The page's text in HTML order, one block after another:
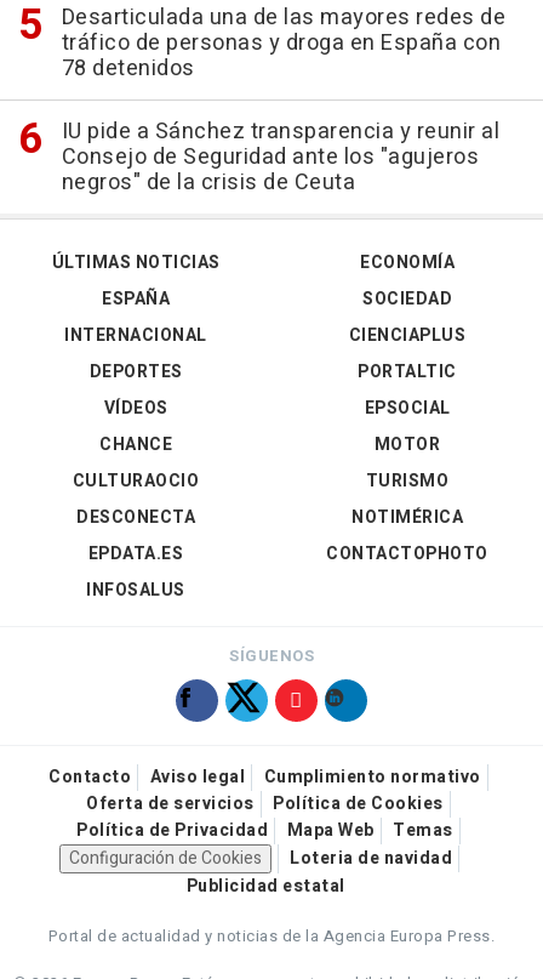
Desarticulada una de las mayores redes de
tráfico de personas y droga en España con
78 detenidos
IU pide a Sánchez transparencia y reunir al
Consejo de Seguridad ante los "agujeros
negros" de la crisis de Ceuta
ÚLTIMAS NOTICIAS
ESPAÑA
INTERNACIONAL
DEPORTES
VÍDEOS
ECONOMÍA
SOCIEDAD
CIENCIAPLUS
PORTALTIC
EPSOCIAL
CHANCE
CULTURAOCIO
DESCONECTA
EPDATA.ES
INFOSALUS
MOTOR
TURISMO
NOTIMÉRICA
CONTACTOPHOTO
SÍGUENOS
Contacto Aviso legal
Cumplimiento normativo
Oferta de servicios
Política de Cookies
Política de Privacidad
Mapa Web
Temas
Configuración de Cookies
Loteria de navidad
Publicidad estatal
Portal de actualidad y noticias de la Agencia Europa Press.